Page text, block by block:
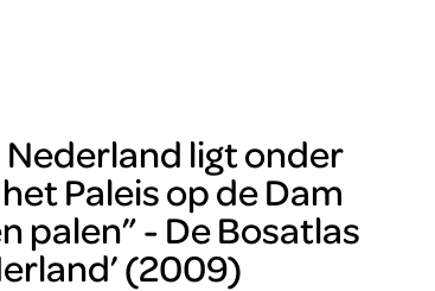
ligt onder
Paleis op de Dam
palen” - De Bosatlas
(2009)